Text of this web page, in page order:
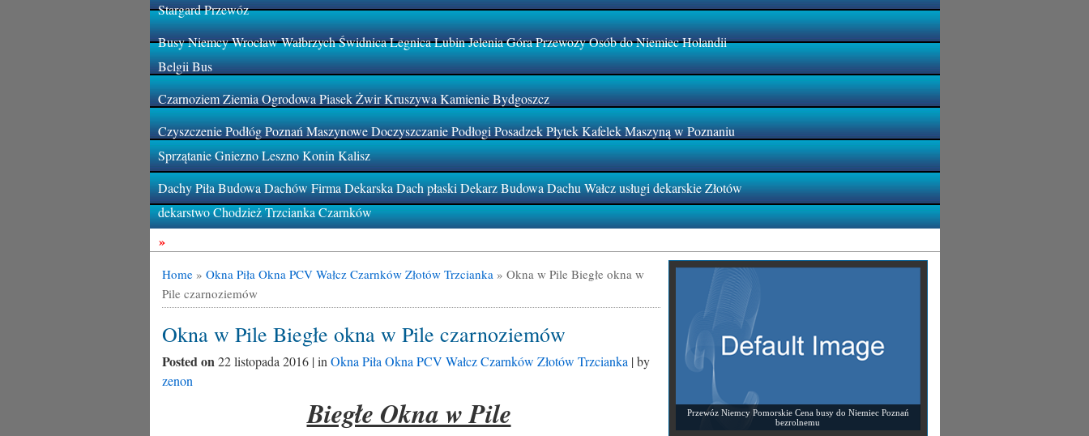
Stargard Przewóz
Busy Niemcy Wrocław Wałbrzych Świdnica Legnica Lubin Jelenia Góra Przewozy Osób do Niemiec Holandii
Belgii Bus
Czarnoziem Ziemia Ogrodowa Piasek Żwir Kruszywa Kamienie Bydgoszcz
Czyszczenie Podłóg Poznań Maszynowe Doczyszczanie Podłogi Posadzek Płytek Kafelek Maszyną w Poznaniu
Sprzątanie Gniezno Leszno Konin Kalisz
Dachy Piła Budowa Dachów Firma Dekarska Dach płaski Dekarz Budowa Dachu Wałcz usługi dekarskie Złotów
dekarstwo Chodzież Trzcianka Czarnków
»
Home» Okna Piła Okna PCV Wałcz Czarnków Złotów Trzcianka» Okna w Pile Biegłe okna w
Pile czarnoziemów
Okna w Pile Biegłe okna w Pile czarnoziemów
Posted on22 listopada 2016 | in Okna Piła Okna PCV Wałcz Czarnków Złotów Trzcianka | by
zenon
Biegłe Okna w Pile
Przewóz Niemcy Pomorskie Cena busy do Niemiec Poznań
bezrolnemu